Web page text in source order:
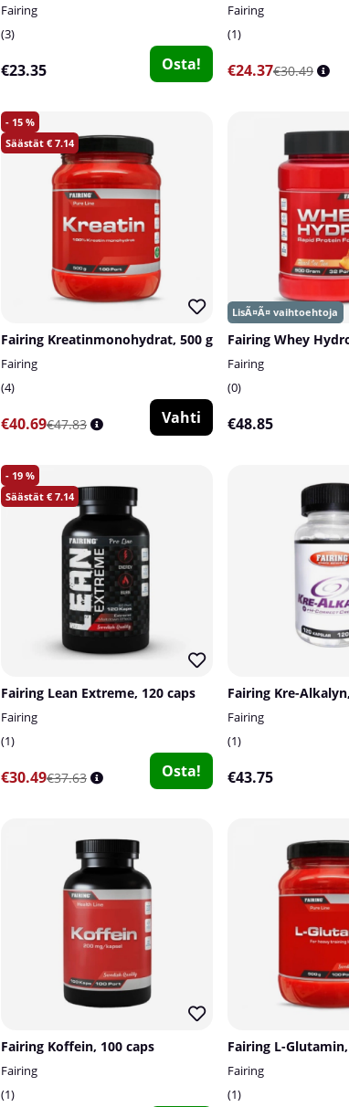
Fairing
3
€23.35 Osta!
Fairing
1
€24.37€30.49
15
7.14
Fairing Kreatinmonohydrat, 500 g
Fairing
4
€40.69€47.83 Vahti
Fairing Whey
Fairing
0
€48.85
19
7.14
Fairing Lean Extreme, 120 caps
Fairing
1
€30.49€37.63 Osta!
Fairing Kre-
Fairing
1
€43.75
Fairing Koffein, 100 caps
Fairing
1
Fairing L-
Fairing
1